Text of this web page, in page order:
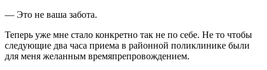
— Это не ваша забота.
Теперь уже мне стало конкретно так не по себе. Не то чтобы
следующие два часа приема в районной поликлинике были
для меня желанным времяпрепровождением.